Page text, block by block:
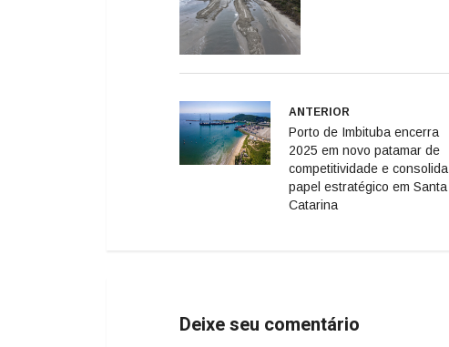
ANTERIOR
Porto de Imbituba encerra
2025 em novo patamar de
competitividade e consolida
papel estratégico em Santa
Catarina
Deixe seu comentário